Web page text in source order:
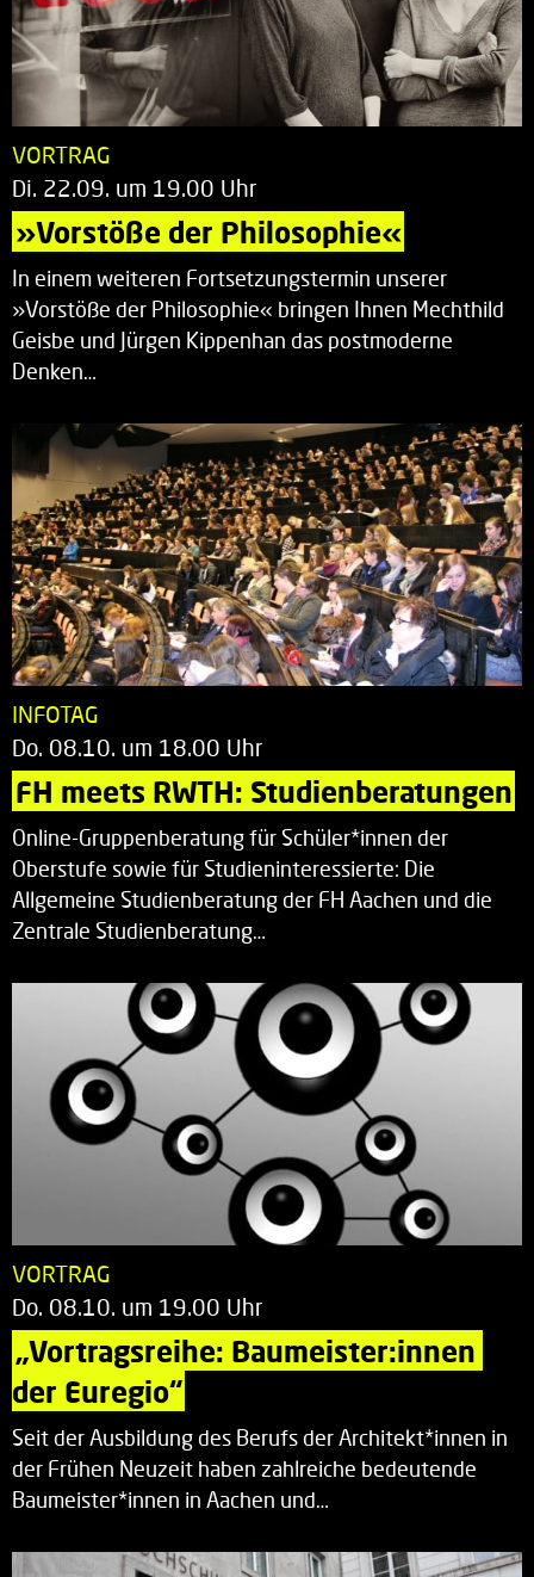
VORTRAG
Di. 22.09. um 19.00 Uhr
»Vorstöße der Philosophie«
In einem weiteren Fortsetzungstermin unserer
»Vorstöße der Philosophie« bringen Ihnen Mechthild
Geisbe und Jürgen Kippenhan das postmoderne
Denken…
INFOTAG
Do. 08.10. um 18.00 Uhr
FH meets RWTH: Studienberatungen
Online-Gruppenberatung für Schüler*innen der
Oberstufe sowie für Studieninteressierte: Die
Allgemeine Studienberatung der FH Aachen und die
Zentrale Studienberatung…
VORTRAG
Do. 08.10. um 19.00 Uhr
„Vortragsreihe: Baumeister:innen
der Euregio“
Seit der Ausbildung des Berufs der Architekt*innen in
der Frühen Neuzeit haben zahlreiche bedeutende
Baumeister*innen in Aachen und…